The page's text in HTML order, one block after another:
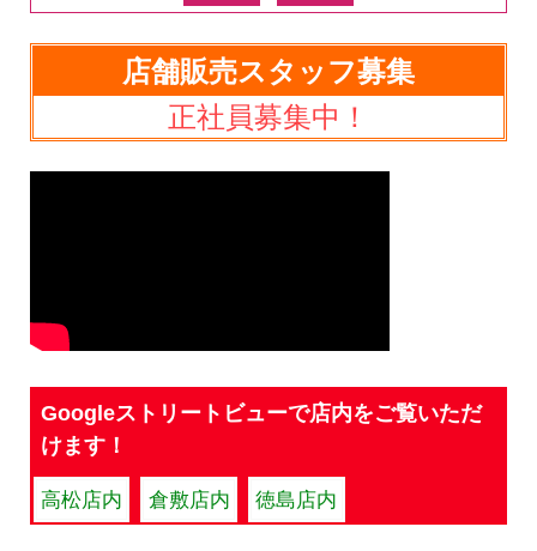
店舗販売スタッフ募集
正社員募集中！
Googleストリートビューで店内をご覧いただ
けます！
高松店内 倉敷店内 徳島店内